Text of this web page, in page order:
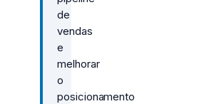
de
vendas
e
melhorar
o
posicionamento